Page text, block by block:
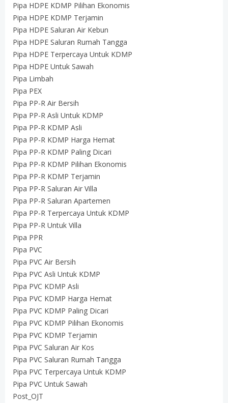
Pipa HDPE KDMP Pilihan Ekonomis
Pipa HDPE KDMP Terjamin
Pipa HDPE Saluran Air Kebun
Pipa HDPE Saluran Rumah Tangga
Pipa HDPE Terpercaya Untuk KDMP
Pipa HDPE Untuk Sawah
Pipa Limbah
Pipa PEX
Pipa PP-R Air Bersih
Pipa PP-R Asli Untuk KDMP
Pipa PP-R KDMP Asli
Pipa PP-R KDMP Harga Hemat
Pipa PP-R KDMP Paling Dicari
Pipa PP-R KDMP Pilihan Ekonomis
Pipa PP-R KDMP Terjamin
Pipa PP-R Saluran Air Villa
Pipa PP-R Saluran Apartemen
Pipa PP-R Terpercaya Untuk KDMP
Pipa PP-R Untuk Villa
Pipa PPR
Pipa PVC
Pipa PVC Air Bersih
Pipa PVC Asli Untuk KDMP
Pipa PVC KDMP Asli
Pipa PVC KDMP Harga Hemat
Pipa PVC KDMP Paling Dicari
Pipa PVC KDMP Pilihan Ekonomis
Pipa PVC KDMP Terjamin
Pipa PVC Saluran Air Kos
Pipa PVC Saluran Rumah Tangga
Pipa PVC Terpercaya Untuk KDMP
Pipa PVC Untuk Sawah
Post_OJT